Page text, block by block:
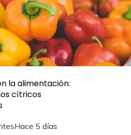
la alimentación:
cítricos
Hace 5 días